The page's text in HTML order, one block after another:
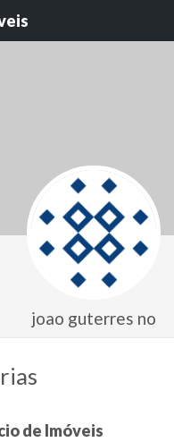
joao guterres no
de Imóveis